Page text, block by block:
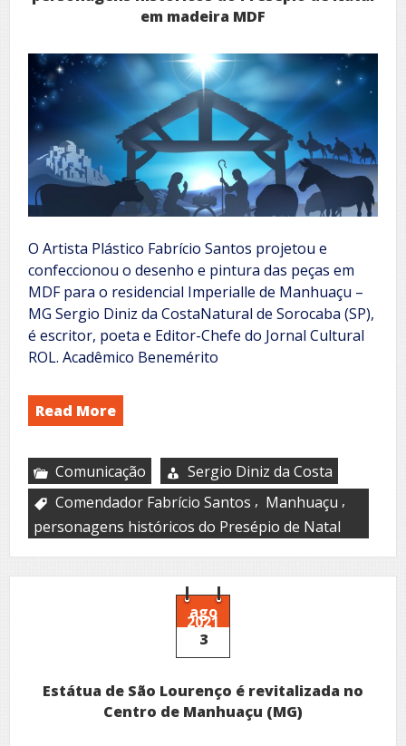
em madeira MDF
O Artista Plástico Fabrício Santos projetou e
confeccionou o desenho e pintura das peças em
MDF para o residencial Imperialle de Manhuaçu –
MG Sergio Diniz da CostaNatural de Sorocaba (SP),
é escritor, poeta e Editor-Chefe do Jornal Cultural
ROL. Acadêmico Benemérito
Read More
Comunicação
Sergio Diniz da Costa
Comendador Fabrício Santos , Manhuaçu ,
personagens históricos do Presépio de Natal
ago
2021
3
Estátua de São Lourenço é revitalizada no
Centro de Manhuaçu (MG)